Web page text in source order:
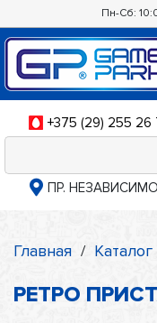
Пн-Сб:
+375 (29) 255 26
ПР.
Главная / Каталог
РЕТРО